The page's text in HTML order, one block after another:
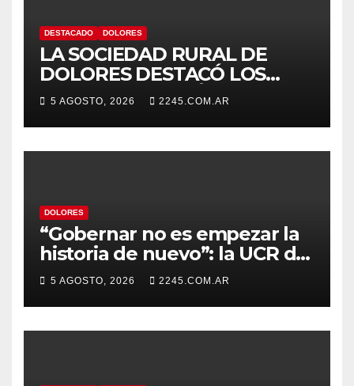
DESTACADO DOLORES
LA SOCIEDAD RURAL DE
DOLORES DESTACÓ LOS
TRABAJOS HIDRÁULICOS
REALIZADOS EN EL CANAL 1
5 AGOSTO, 2026 2245.COM.AR
DOLORES
“Gobernar no es empezar la
historia de nuevo”: la UCR de
Dolores rechazó el cambio de
nombre del Estadio Arturo
Umberto Illia
5 AGOSTO, 2026 2245.COM.AR